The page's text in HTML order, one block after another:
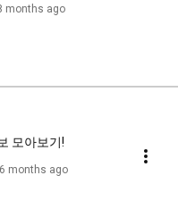
months ago
모아보기!
6 months ago